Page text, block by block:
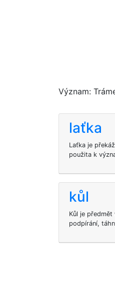
Význam:
laťka
Laťka je
použita k
kůl
Kůl je
podpírání,